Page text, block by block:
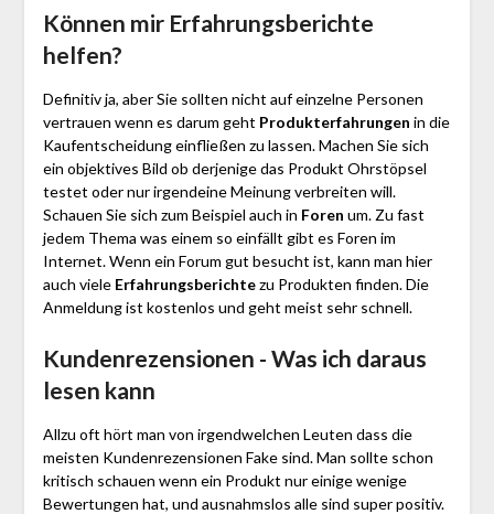
Können mir Erfahrungsberichte
helfen?
Definitiv ja, aber Sie sollten nicht auf einzelne Personen
vertrauen wenn es darum geht Produkterfahrungen in die
Kaufentscheidung einfließen zu lassen. Machen Sie sich
ein objektives Bild ob derjenige das Produkt Ohrstöpsel
testet oder nur irgendeine Meinung verbreiten will.
Schauen Sie sich zum Beispiel auch in Foren um. Zu fast
jedem Thema was einem so einfällt gibt es Foren im
Internet. Wenn ein Forum gut besucht ist, kann man hier
auch viele Erfahrungsberichtezu Produkten finden. Die
Anmeldung ist kostenlos und geht meist sehr schnell.
Kundenrezensionen - Was ich daraus
lesen kann
Allzu oft hört man von irgendwelchen Leuten dass die
meisten Kundenrezensionen Fake sind. Man sollte schon
kritisch schauen wenn ein Produkt nur einige wenige
Bewertungen hat, und ausnahmslos alle sind super positiv.